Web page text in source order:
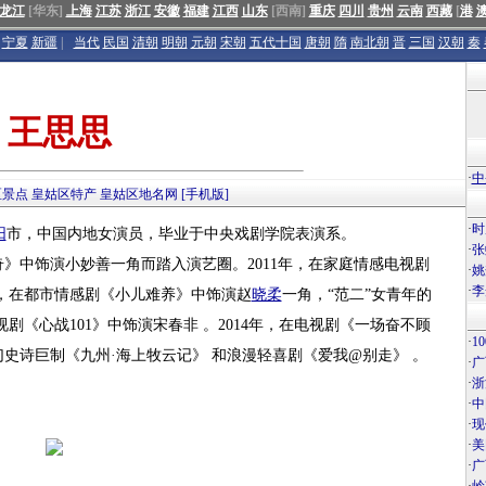
江[华东] 上海 江苏 浙江 安徽 福建 江西 山东[西南] 重庆 四川 贵州 云南 西藏[港
宁夏 新疆 当代 民国 清朝 明朝 元朝 宋朝 五代十国 唐朝 隋 南北朝 晋 三国 汉朝 秦
王思思
点 皇姑区特产 皇姑区地名网 [手机版]
市，中国内地女演员，毕业于中央戏剧学院表演系。
饰演小妙善一角而踏入演艺圈。2011年，在家庭情感电视剧
在都市情感剧《小儿难养》中饰演赵晓柔一角，“范二”女青年的
《心战101》中饰演宋春非 。2014年，在电视剧《一场奋不顾
史诗巨制《九州·海上牧云记》 和浪漫轻喜剧《爱我@别走》 。
·
·
·
·
·
·
·
·
·
·
·
·